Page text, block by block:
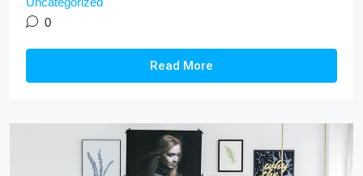
0
Read More